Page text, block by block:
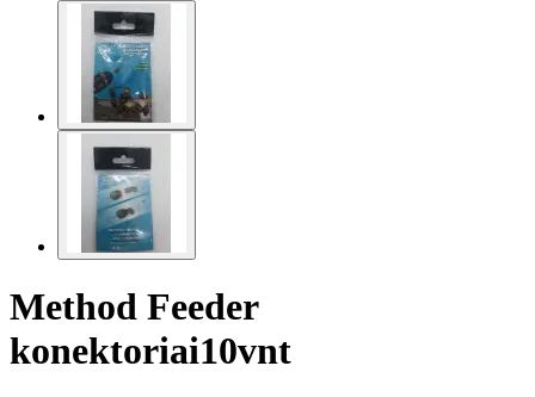
Method Feeder
konektoriai10vnt